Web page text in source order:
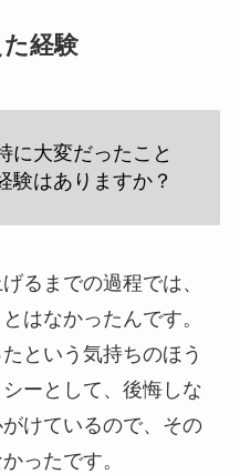
経験
に大変だったこと
験はありますか？
るまでの過程では、
はなかったんです。
という気持ちのほう
ーとして、後悔しな
けているので、その
ったです。